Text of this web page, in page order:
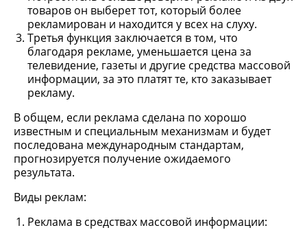
товаров он выберет тот, который более
рекламирован и находится у всех на слуху.
Третья функция заключается в том, что
благодаря рекламе, уменьшается цена за
телевидение, газеты и другие средства массовой
информации, за это платят те, кто заказывает
рекламу.
В общем, если реклама сделана по хорошо
известным и специальным механизмам и будет
последована международным стандартам,
прогнозируется получение ожидаемого
результата.
Виды реклам:
Реклама в средствах массовой информации: